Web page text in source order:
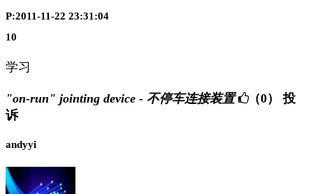
P:2011-11-22 23:31:04
10
学习
"on-run" jointing device - 不停车连接装置 （0）
投
诉
andyyi